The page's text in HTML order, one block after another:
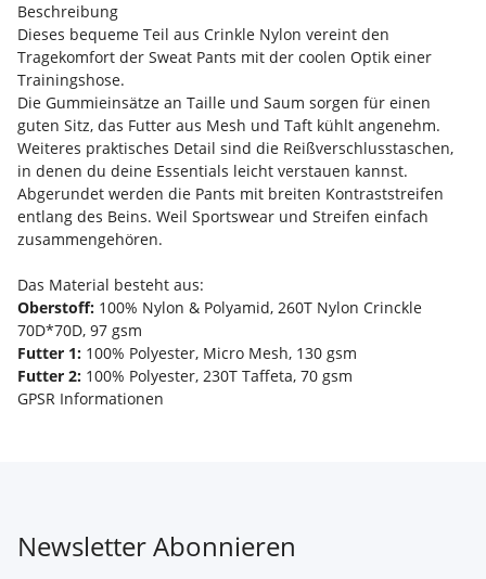
Beschreibung
Dieses bequeme Teil aus Crinkle Nylon vereint den
Tragekomfort der Sweat Pants mit der coolen Optik einer
Trainingshose.
Die Gummieinsätze an Taille und Saum sorgen für einen
guten Sitz, das Futter aus Mesh und Taft kühlt angenehm.
Weiteres praktisches Detail sind die Reißverschlusstaschen,
in denen du deine Essentials leicht verstauen kannst.
Abgerundet werden die Pants mit breiten Kontraststreifen
entlang des Beins. Weil Sportswear und Streifen einfach
zusammengehören.
Das Material besteht aus:
Oberstoff: 100% Nylon & Polyamid, 260T Nylon Crinckle
70D*70D, 97 gsm
Futter 1: 100% Polyester, Micro Mesh, 130 gsm
Futter 2: 100% Polyester, 230T Taffeta, 70 gsm
GPSR Informationen
Newsletter Abonnieren